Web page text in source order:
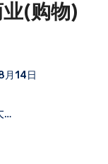
(购物)
月14日
…